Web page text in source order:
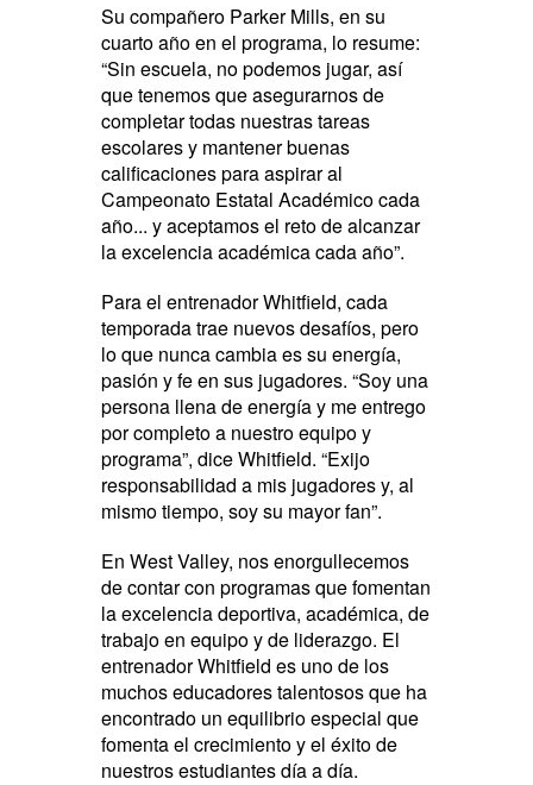
Su compañero Parker Mills, en su
cuarto año en el programa, lo resume:
“Sin escuela, no podemos jugar, así
que tenemos que asegurarnos de
completar todas nuestras tareas
escolares y mantener buenas
calificaciones para aspirar al
Campeonato Estatal Académico cada
año... y aceptamos el reto de alcanzar
la excelencia académica cada año”.
Para el entrenador Whitfield, cada
temporada trae nuevos desafíos, pero
lo que nunca cambia es su energía,
pasión y fe en sus jugadores. “Soy una
persona llena de energía y me entrego
por completo a nuestro equipo y
programa”, dice Whitfield. “Exijo
responsabilidad a mis jugadores y, al
mismo tiempo, soy su mayor fan”.
En West Valley, nos enorgullecemos
de contar con programas que fomentan
la excelencia deportiva, académica, de
trabajo en equipo y de liderazgo. El
entrenador Whitfield es uno de los
muchos educadores talentosos que ha
encontrado un equilibrio especial que
fomenta el crecimiento y el éxito de
nuestros estudiantes día a día.